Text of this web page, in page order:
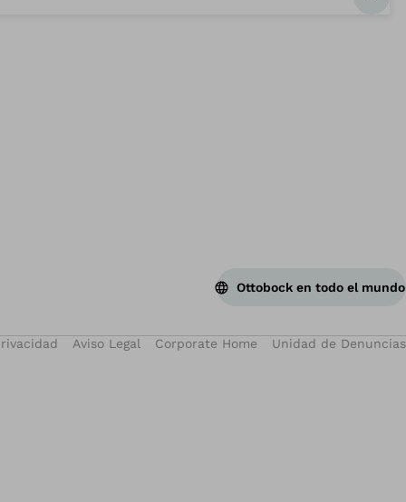
Ottobock en todo el mundo
Aviso Legal Corporate Home Unidad de Denuncias